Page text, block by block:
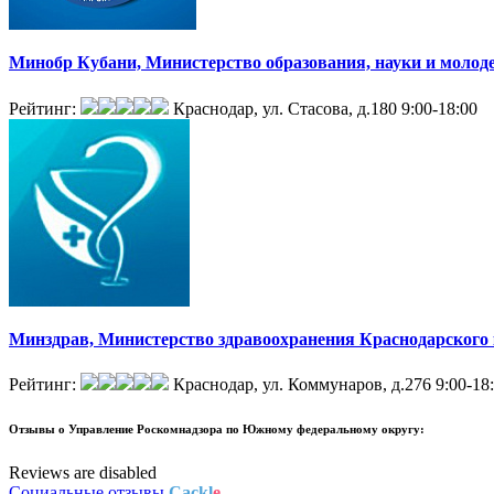
Минобр Кубани, Министерство образования, науки и
Рейтинг: Краснодар, ул. Стасова, д.180 9:00-18:00
Минздрав, Министерство здравоохранения Краснодарского
Рейтинг: Краснодар, ул. Коммунаров, д.276 9:00-
Отзывы о Управление Роскомнадзора по Южному федеральному округу:
Reviews are disabled